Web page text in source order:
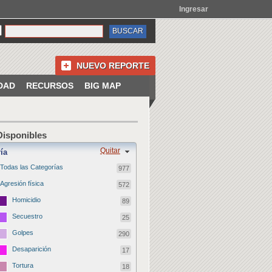
Ingresar
NUEVO REPORTE
RECURSOS BIG MAP
Quitar
Todas las Categorías 977
Agresión física 572
Homicidio 89
Secuestro 25
Golpes 290
Desaparición 17
Tortura 18